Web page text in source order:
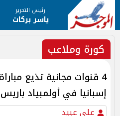
رئيس التحرير
ياسر بركات
كورة وملاعب
4 قنوات مجانية تذيع
إسبانيا في أولمبياد باريس
علي عبيد